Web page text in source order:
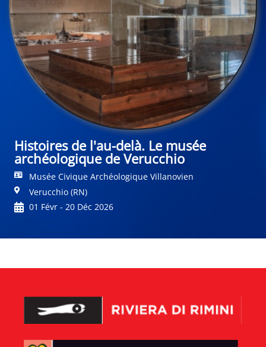
Histoires de l'au-delà. Le musée
archéologique de Verucchio
Musée Civique Archéologique Villanovien
Verucchio (RN)
01 Févr - 20 Déc 2026